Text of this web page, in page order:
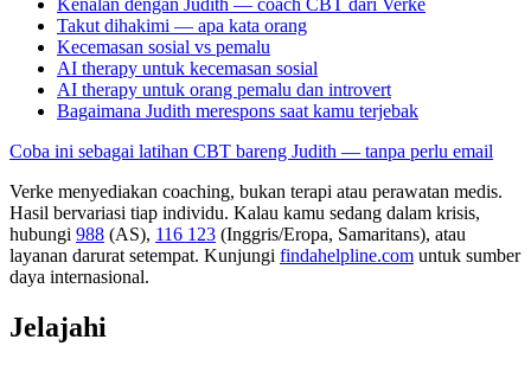
Takut dihakimi — apa kata orang
Kecemasan sosial vs pemalu
AI therapy untuk kecemasan sosial
AI therapy untuk orang pemalu dan introvert
Bagaimana Judith merespons saat kamu terjebak
Coba ini sebagai latihan CBT bareng Judith — tanpa perlu email
Verke menyediakan coaching, bukan terapi atau perawatan medis.
Hasil bervariasi tiap individu. Kalau kamu sedang dalam krisis,
hubungi 988 (AS), 116 123 (Inggris/Eropa, Samaritans), atau
layanan darurat setempat. Kunjungi findahelpline.com untuk sumber
daya internasional.
Jelajahi